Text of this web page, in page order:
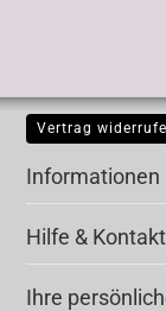
Vertrag
Informationen
Hilfe & Kontakt
Ihre